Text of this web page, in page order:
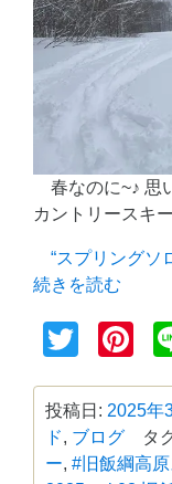
春なのに~♪ 思
カントリースキ
“スプリングソ
続きを読む
投稿日: 2025年
ド, ブログ タ
ー, #旧飯綱高